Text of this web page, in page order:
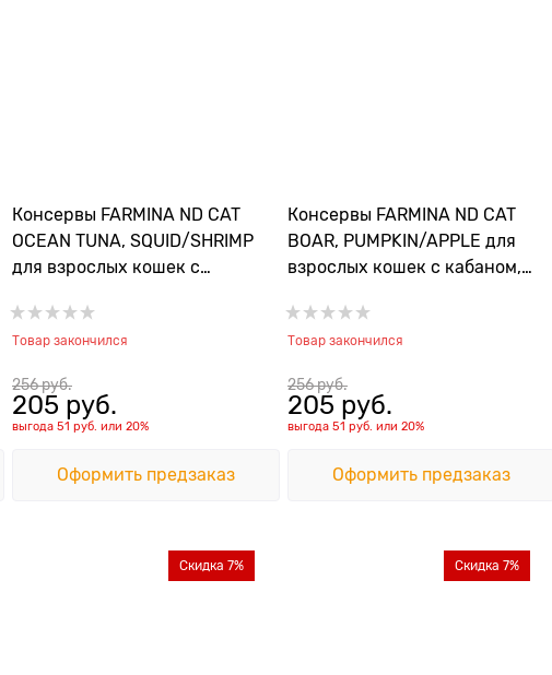
Консервы FARMINA ND CAT
OCEAN TUNA, SQUID/SHRIMP
для взрослых кошек с
креветками
Товар закончился
256 руб.
205 руб.
выгода 51 руб. или 20%
Оформить предзаказ
Консервы FARMINA ND CAT
BOAR, PUMPKIN/APPLE для
взрослых кошек с кабаном,
Товар закончился
256 руб.
205 руб.
выгода 51 руб. или 20%
Оформить предзаказ
Скидка 7% Скидка 7%